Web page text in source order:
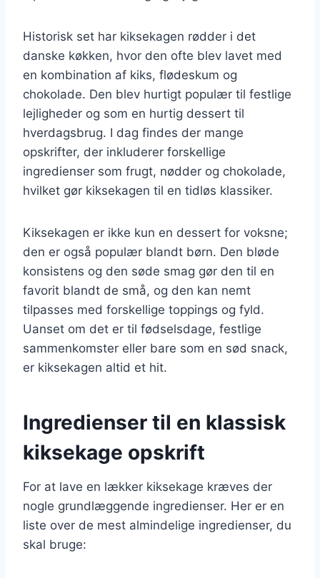
Historisk set har kiksekagen rødder i det
danske køkken, hvor den ofte blev lavet med
en kombination af kiks, flødeskum og
chokolade. Den blev hurtigt populær til festlige
lejligheder og som en hurtig dessert til
hverdagsbrug. I dag findes der mange
opskrifter, der inkluderer forskellige
ingredienser som frugt, nødder og chokolade,
hvilket gør kiksekagen til en tidløs klassiker.
Kiksekagen er ikke kun en dessert for voksne;
den er også populær blandt børn. Den bløde
konsistens og den søde smag gør den til en
favorit blandt de små, og den kan nemt
tilpasses med forskellige toppings og fyld.
Uanset om det er til fødselsdage, festlige
sammenkomster eller bare som en sød snack,
er kiksekagen altid et hit.
Ingredienser til en klassisk
kiksekage opskrift
For at lave en lækker kiksekage kræves der
nogle grundlæggende ingredienser. Her er en
liste over de mest almindelige ingredienser, du
skal bruge: